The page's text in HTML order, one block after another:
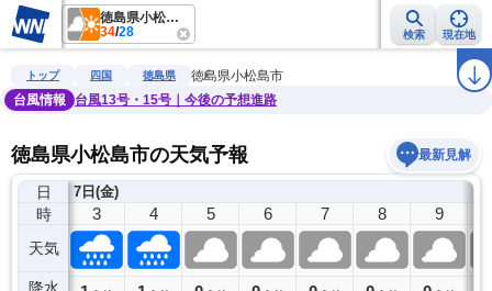
徳島県小松島市
34/28 検索 現在地
雨雲レーダー 台風情報 地震情報 ラ
トップ 四国 徳島県
徳島県小松島市
台風情報
台風13号・15号｜今後の予想進路
徳島県小松島市の天気予報 最新見解
日
時
天気
7日(金)
2 3 4 5 6 7 8 9